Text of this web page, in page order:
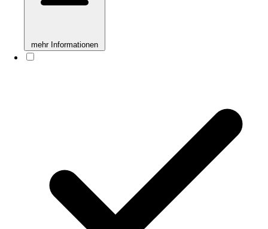
mehr Informationen